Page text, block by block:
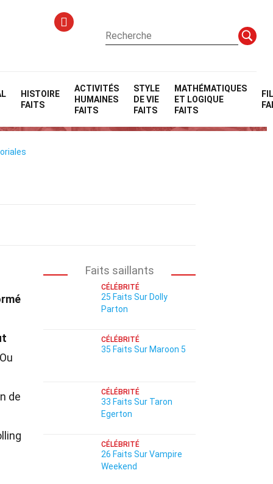
HISTOIRE
FAITS
ACTIVITÉS
HUMAINES
FAITS
STYLE
DE VIE
FAITS
MATHÉMATIQUES
ET LOGIQUE
FAITS
de
Faits saillants
CÉLÉBRITÉ
25 Faits Sur Dolly
Parton
CÉLÉBRITÉ
35 Faits Sur Maroon 5
CÉLÉBRITÉ
33 Faits Sur Taron
Egerton
CÉLÉBRITÉ
26 Faits Sur Vampire
Weekend